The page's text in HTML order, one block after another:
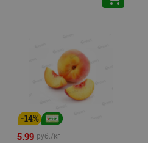
-14%
5.99 руб./кг